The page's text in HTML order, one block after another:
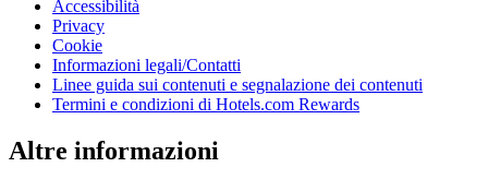
Accessibilità
Privacy
Cookie
Informazioni legali/Contatti
Linee guida sui contenuti e segnalazione dei contenuti
Termini e condizioni di Hotels.com Rewards
Altre informazioni